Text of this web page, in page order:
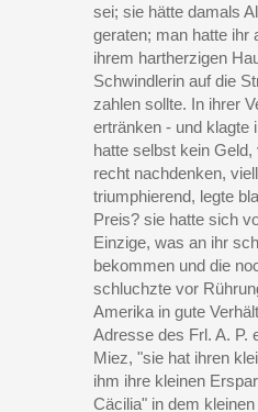
sei; sie hätte damals
geraten; man hatte ihr
ihrem hartherzigen
Schwindlerin auf die
zahlen sollte. In ihrer
ertränken - und klagte
hatte selbst kein
recht nachdenken,
triumphierend, legte
Preis? sie hatte sich
Einzige, was an ihr
bekommen und die
schluchzte vor
Amerika in gute
Adresse des Frl. A. P.
Miez, "sie hat ihren
ihm ihre kleinen
Cäcilia" in dem